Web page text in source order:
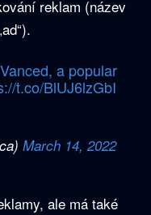
reklam (název
a popular
t.co/BlUJ6lzGbI
March 14, 2022
ale má také